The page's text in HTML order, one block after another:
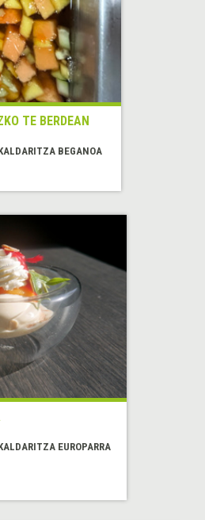
TE BERDEAN
BEGANOA
EUROPARRA